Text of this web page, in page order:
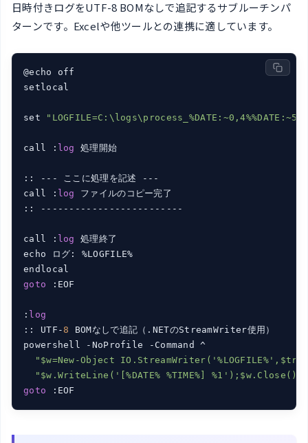
日時付きログをUTF-8 BOMなしで追記するサブルーチンパ
ターンです。Excelや他ツールとの連携に適しています。
@echo off
setlocal
set
call : log 処理開始
:: --- ここに処理を記述 ---
call : log
ファイルのコピー完了
:: -------------------------
call : log
処理終了
echo ログ: %LOGFILE%
goto :EOF
: log
:: UTF-8 BOMなしで追記（.NETのStreamWriter使用）
powershell -NoProfile -Command ^
"$w=New-Object
"$w.WriteLine('[%DATE% %TIME%] %1');$w.Close()"
goto